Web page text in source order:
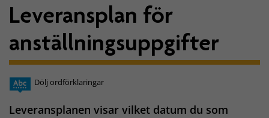
Leveransplan för
anställningsuppgifter
Dölj ordförklaringar
Leveransplanen visar vilket datum du som